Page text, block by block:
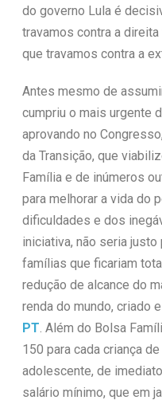
do governo Lula é
travamos contra a direita
que travamos contra a
Antes mesmo de
cumpriu o mais urgente
aprovando no
da Transição, que
Família e de inúmeros
para melhorar a vida do
dificuldades e dos
iniciativa, não seria
famílias que ficariam
redução de alcance do
renda do mundo, criado
PT . Além do Bolsa
150 para cada criança
adolescente, de
salário mínimo, que em